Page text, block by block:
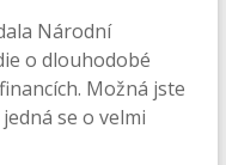
Národní
o dlouhodobé
Možná jste
se o velmi